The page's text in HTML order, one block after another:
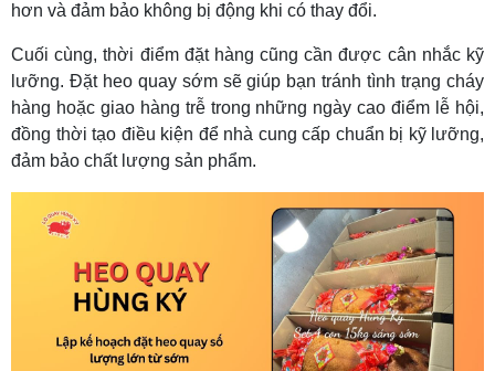
hơn và đảm bảo không bị động khi có thay đổi.
Cuối cùng, thời điểm đặt hàng cũng cần được cân nhắc kỹ
lưỡng. Đặt heo quay sớm sẽ giúp bạn tránh tình trạng cháy
hàng hoặc giao hàng trễ trong những ngày cao điểm lễ hội,
đồng thời tạo điều kiện để nhà cung cấp chuẩn bị kỹ lưỡng,
đảm bảo chất lượng sản phẩm.